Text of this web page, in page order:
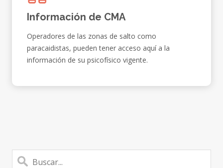
Información de CMA
Operadores de las zonas de salto como
paracaidistas, pueden tener acceso aquí a la
información de su psicofísico vigente.